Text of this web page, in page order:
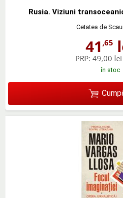
Rusia. Viziuni
Cetatea de
41 ,65
PRP: 49,00 lei
în stoc